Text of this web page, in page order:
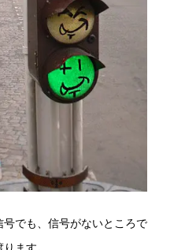
でも、信号がないところで